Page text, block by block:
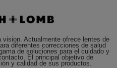
vision. Actualmente ofrece lentes de
diferentes correcciones de salud
de soluciones para el cuidado y
El principal objetivo de
y calidad de sus productos.